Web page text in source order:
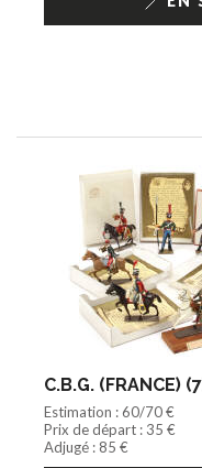
C.B.G. (FRANCE)
Estimation : 60/70 €
Prix de départ : 35 €
Adjugé : 85 €